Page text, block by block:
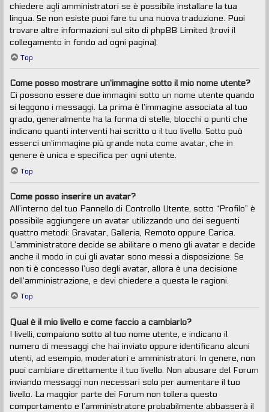
chiedere agli amministratori se è possibile installare la tua
lingua. Se non esiste puoi fare tu una nuova traduzione. Puoi
trovare altre informazioni sul sito di phpBB Limited (trovi il
collegamento in fondo ad ogni pagina).
Top
Come posso mostrare un’immagine sotto il mio nome utente?
Ci possono essere due immagini sotto un nome utente quando
si leggono i messaggi. La prima è l’immagine associata al tuo
grado, generalmente ha la forma di stelle, blocchi o punti che
indicano quanti interventi hai scritto o il tuo livello. Sotto può
esserci un’immagine più grande nota come avatar, che in
genere è unica e specifica per ogni utente.
Top
Come posso inserire un avatar?
All’interno del tuo Pannello di Controllo Utente, sotto “Profilo” è
possibile aggiungere un avatar utilizzando uno dei seguenti
quattro metodi: Gravatar, Galleria, Remoto oppure Carica.
L’amministratore decide se abilitare o meno gli avatar e decide
anche il modo in cui gli avatar sono messi a disposizione. Se
non ti è concesso l’uso degli avatar, allora è una decisione
dell’amministrazione, e devi chiedere a questa le ragioni.
Top
Qual è il mio livello e come faccio a cambiarlo?
I livelli, compaiono sotto al tuo nome utente, e indicano il
numero di messaggi che hai inviato oppure identificano alcuni
utenti, ad esempio, moderatori e amministratori. In genere, non
puoi cambiare direttamente il tuo livello. Non abusare del Forum
inviando messaggi non necessari solo per aumentare il tuo
livello. La maggior parte dei Forum non tollera questo
comportamento e l’amministratore probabilmente abbasserà il